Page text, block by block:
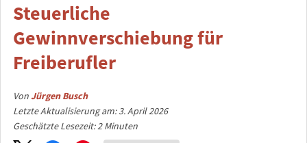
Steuerliche
Gewinnverschiebung für
Freiberufler
VonJürgen Busch
Letzte Aktualisierung am: 3. April 2026
Geschätzte Lesezeit:2 Minuten